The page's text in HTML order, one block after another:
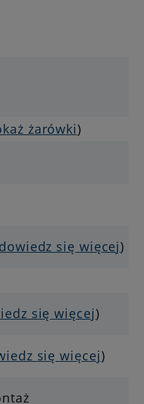
żarówki)
dowiedz się więcej)
się więcej)
się więcej)